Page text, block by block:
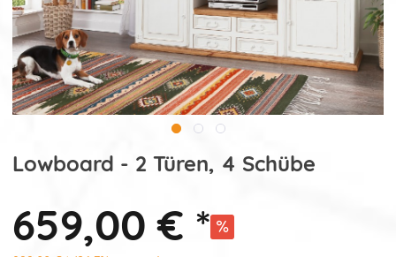
Lowboard - 2 Türen, 4 Schübe
659,00 € *